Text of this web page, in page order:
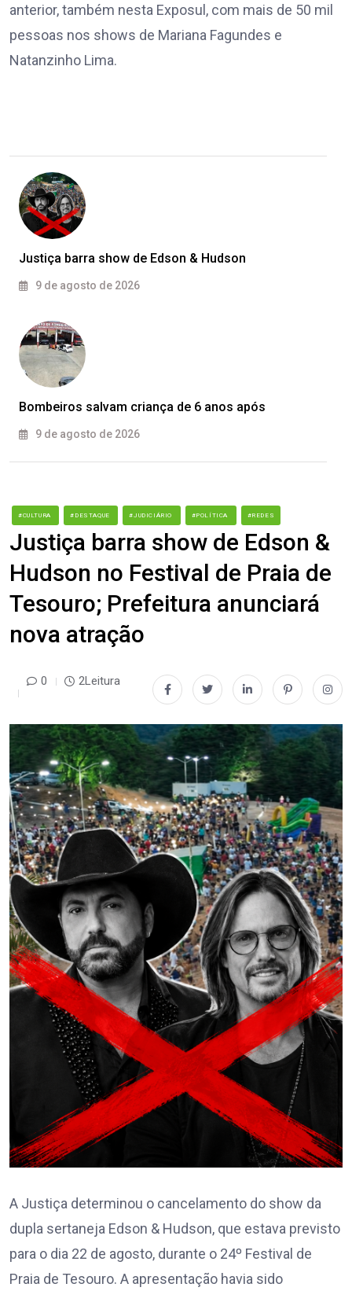
anterior, também nesta Exposul, com mais de 50 mil
pessoas nos shows de Mariana Fagundes e
Natanzinho Lima.
Justiça barra show de Edson & Hudson
9 de agosto de 2026
Bombeiros salvam criança de 6 anos após
9 de agosto de 2026
#CULTURA #DESTAQUE #JUDICIÁRIO #POLÍTICA #REDES
Justiça barra show de Edson &
Hudson no Festival de Praia de
Tesouro; Prefeitura anunciará
nova atração
0 2Leitura
A Justiça determinou o cancelamento do show da
dupla sertaneja Edson & Hudson, que estava previsto
para o dia 22 de agosto, durante o 24º Festival de
Praia de Tesouro. A apresentação havia sido